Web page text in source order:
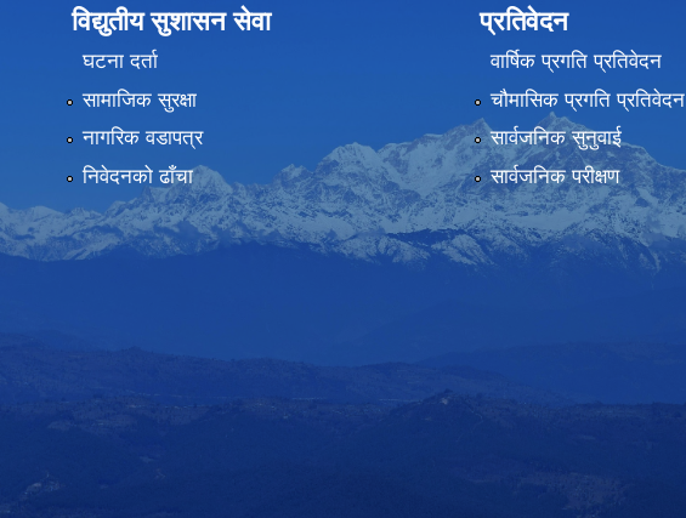
विद्युतीय सुशासन सेवा
घटना दर्ता
सामाजिक सुरक्षा
नागरिक वडापत्र
निवेदनको ढाँचा
प्रतिवेदन
वार्षिक प्रगति प्रतिवेदन
चौमासिक प्रगति प्रतिवेदन
सार्वजनिक सुनुवाई
सार्वजनिक परीक्षण